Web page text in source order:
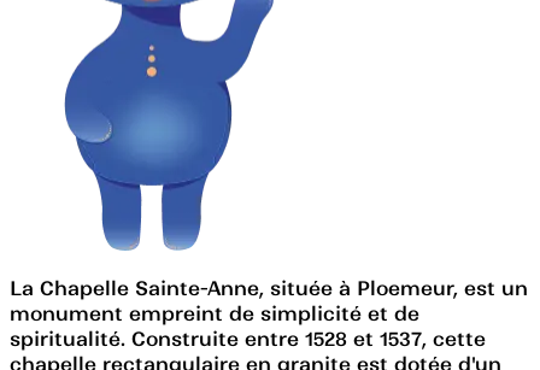
La Chapelle Sainte-Anne, située à Ploemeur, est un
monument empreint de simplicité et de
spiritualité. Construite entre 1528 et 1537, cette
chapelle rectangulaire en granite est dotée d'un